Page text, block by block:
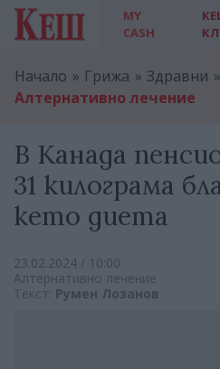
MY
CASH
Начало Грижа
Здравни
Алтернативно лечение
В Канада
31 килограма
кето диета
23.02.2024 / 10:00
Алтернативно лечение
Текст: Румен Лозанов